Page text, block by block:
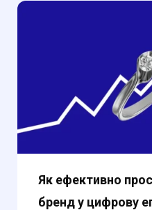
Як ефективно
бренд у цифрову